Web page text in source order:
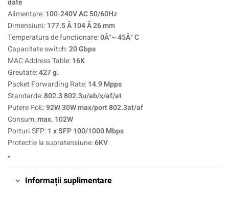
date
Alimentare:100-240V AC 50/60Hz
Dimensiuni:177.5 Ã 104 Ã 26 mm
Temperatura de functionare:0Â°~ 45Â° C
Capacitate switch:20 Gbps
MAC Address Table:16K
Greutate:427 g.
Packet Forwarding Rate:14.9 Mpps
Standarde:802.3 802.3u/ab/x/af/at
Putere PoE:92W 30W max/port 802.3at/af
Consum:max. 102W
Porturi SFP:1 x SFP 100/1000 Mbps
Protectie la supratensiune:6KV
„
Informații suplimentare